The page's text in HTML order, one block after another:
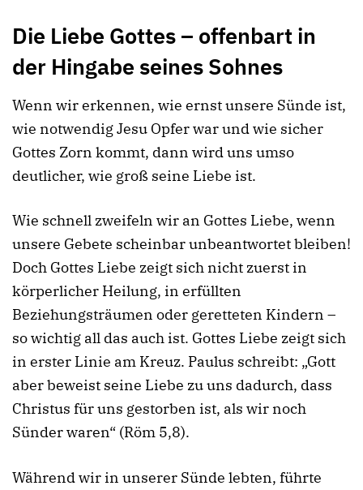
Die Liebe Gottes – offenbart in
der Hingabe seines Sohnes
Wenn wir erkennen, wie ernst unsere Sünde ist,
wie notwendig Jesu Opfer war und wie sicher
Gottes Zorn kommt, dann wird uns umso
deutlicher, wie groß seine Liebe ist.
Wie schnell zweifeln wir an Gottes Liebe, wenn
unsere Gebete scheinbar unbeantwortet bleiben!
Doch Gottes Liebe zeigt sich nicht zuerst in
körperlicher Heilung, in erfüllten
Beziehungsträumen oder geretteten Kindern –
so wichtig all das auch ist. Gottes Liebe zeigt sich
in erster Linie am Kreuz. Paulus schreibt: „Gott
aber beweist seine Liebe zu uns dadurch, dass
Christus für uns gestorben ist, als wir noch
Sünder waren“ (Röm 5,8).
Während wir in unserer Sünde lebten, führte